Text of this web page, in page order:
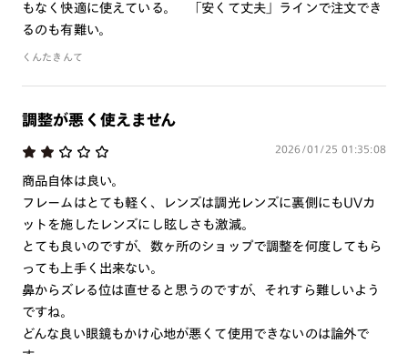
もなく快適に使えている。 「安くて丈夫」ラインで注文でき
るのも有難い。
くんたきんて
調整が悪く使えません
2026/01/25 01:35:08
商品自体は良い。
フレームはとても軽く、レンズは調光レンズに裏側にもUVカ
ットを施したレンズにし眩しさも激減。
とても良いのですが、数ヶ所のショップで調整を何度してもら
っても上手く出来ない。
鼻からズレる位は直せると思うのですが、それすら難しいよう
ですね。
どんな良い眼鏡もかけ心地が悪くて使用できないのは論外で